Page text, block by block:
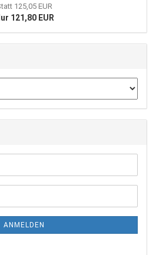
125,05 EUR
121,80 EUR
ANMELDEN